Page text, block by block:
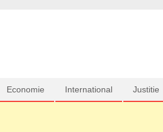
Economie International Justitie